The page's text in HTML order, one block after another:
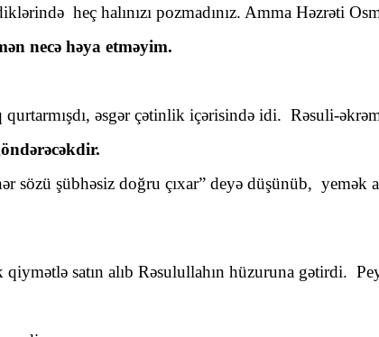
heç halınızı pozmadınız. Amma Həzrəti
necə həya etməyim.
əsgər çətinlik içərisində idi. Rəsuli-
sözü şübhəsiz doğru çıxar” deyə düşünüb,
satın alıb Rəsulullahın hüzuruna gətirdi.